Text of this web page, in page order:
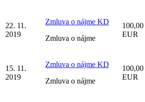
22. 11.
2019
Zmluva o nájme KD
Zmluva o nájme
100,00
EUR
15. 11.
2019
Zmluva o nájme KD
Zmluva o nájme
100,00
EUR